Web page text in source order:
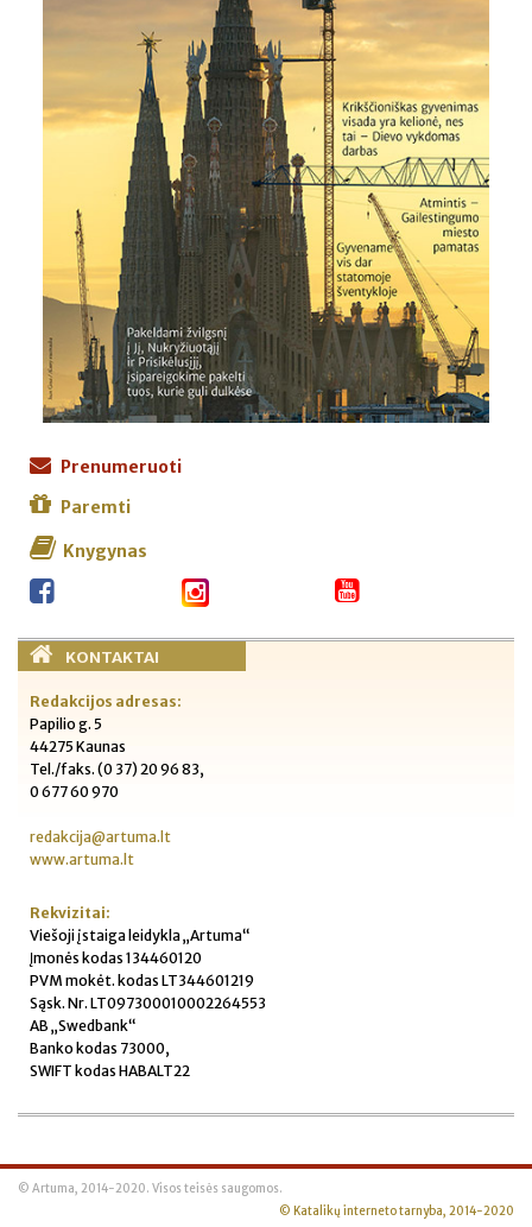
Prenumeruoti
Paremti
Knygynas
KONTAKTAI
Redakcijos adresas:
Papilio g. 5
44275 Kaunas
Tel./faks. (0 37) 20 96 83,
0 677 60 970
redakcija@artuma.lt
www.artuma.lt
Rekvizitai:
Viešoji įstaiga leidykla „Artuma“
Įmonės kodas 134460120
PVM mokėt. kodas LT344601219
Sąsk. Nr. LT097300010002264553
AB „Swedbank“
Banko kodas 73000,
SWIFT kodas HABALT22
© Artuma, 2014-2020. Visos teisės saugomos.
© Katalikų interneto tarnyba, 2014-2020